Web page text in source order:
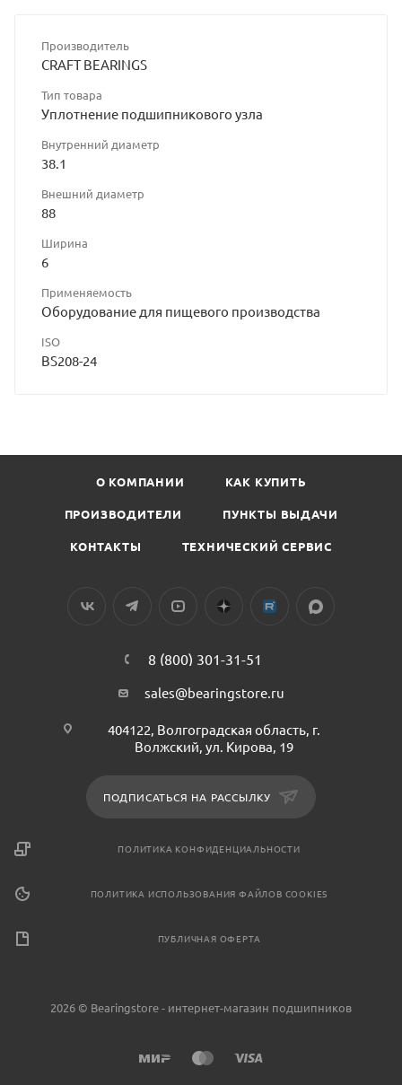
Производитель
CRAFT BEARINGS
Тип товара
Уплотнение подшипникового узла
Внутренний диаметр
38.1
Внешний диаметр
88
Ширина
6
Применяемость
Оборудование для пищевого производства
ISO
BS208-24
О КОМПАНИИ КАК КУПИТЬ
ПРОИЗВОДИТЕЛИ ПУНКТЫ ВЫДАЧИ
КОНТАКТЫ ТЕХНИЧЕСКИЙ СЕРВИС
8 (800) 301-31-51
sales@bearingstore.ru
404122, Волгоградская область, г.
Волжский, ул. Кирова, 19
ПОДПИСАТЬСЯ НА РАССЫЛКУ
ПОЛИТИКА КОНФИДЕНЦИАЛЬНОСТИ
ПОЛИТИКА ИСПОЛЬЗОВАНИЯ ФАЙЛОВ COOKIES
ПУБЛИЧНАЯ ОФЕРТА
2026 © Bearingstore - интернет-магазин подшипников